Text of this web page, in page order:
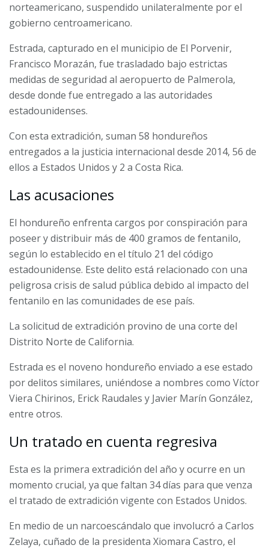
norteamericano, suspendido unilateralmente por el
gobierno centroamericano.
Estrada, capturado en el municipio de El Porvenir,
Francisco Morazán, fue trasladado bajo estrictas
medidas de seguridad al aeropuerto de Palmerola,
desde donde fue entregado a las autoridades
estadounidenses.
Con esta extradición, suman 58 hondureños
entregados a la justicia internacional desde 2014, 56 de
ellos a Estados Unidos y 2 a Costa Rica.
Las acusaciones
El hondureño enfrenta cargos por conspiración para
poseer y distribuir más de 400 gramos de fentanilo,
según lo establecido en el título 21 del código
estadounidense. Este delito está relacionado con una
peligrosa crisis de salud pública debido al impacto del
fentanilo en las comunidades de ese país.
La solicitud de extradición provino de una corte del
Distrito Norte de California.
Estrada es el noveno hondureño enviado a ese estado
por delitos similares, uniéndose a nombres como Víctor
Viera Chirinos, Erick Raudales y Javier Marín González,
entre otros.
Un tratado en cuenta regresiva
Esta es la primera extradición del año y ocurre en un
momento crucial, ya que faltan 34 días para que venza
el tratado de extradición vigente con Estados Unidos.
En medio de un narcoescándalo que involucró a Carlos
Zelaya, cuñado de la presidenta Xiomara Castro, el